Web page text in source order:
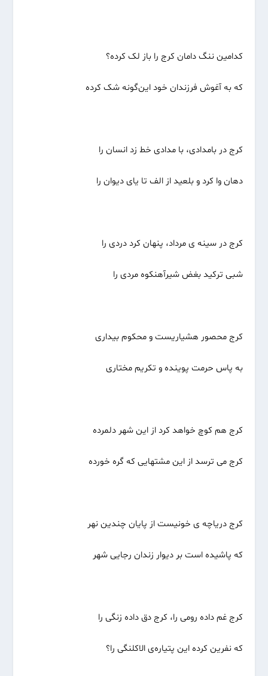
کدامین ننگ دامان کرج را باز لک کرده؟
که به آغوش فرزندان خود این‌گونه شک کرده
کرج در بامدادی، با مدادی خط زد انسان را
دهان وا کرد و بلعید از الف تا یای دیوان را
کرج در سینه ی مرداد، پنهان کرد دردی را
شبی ترکید بغض شیرآهنکوه مردی را
کرج محصور هشیاریست و محکوم بیداری
به پاس حرمت پوینده و تکریم مختاری
کرج هم کوچ خواهد کرد از این شهر دلمرده
کرج می ترسد از این مشتهایی که گره خورده
کرج دریاچه ی خونیست از پایان چندین نهر
که پاشیده است بر دیوار زندان رجایی شهر
کرج غم داده رومی را، کرج دق داده زنگی را
که نفرین کرده این پتیاره‌ی الاکلنگی را؟